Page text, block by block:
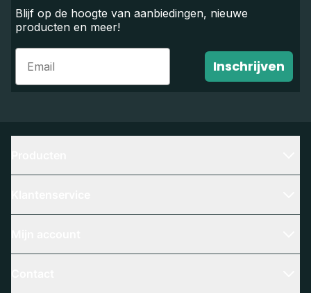
Blijf op de hoogte van aanbiedingen, nieuwe
producten en meer!
Email
Inschrijven